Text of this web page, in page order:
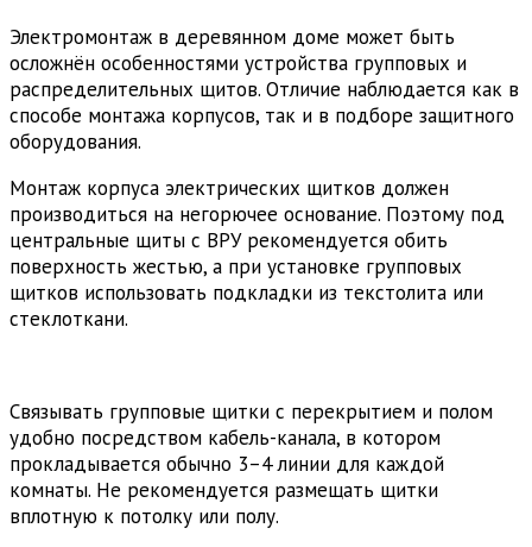
Электромонтаж в деревянном доме может быть
осложнён особенностями устройства групповых и
распределительных щитов. Отличие наблюдается как в
способе монтажа корпусов, так и в подборе защитного
оборудования.
Монтаж корпуса электрических щитков должен
производиться на негорючее основание. Поэтому под
центральные щиты с ВРУ рекомендуется обить
поверхность жестью, а при установке групповых
щитков использовать подкладки из текстолита или
стеклоткани.
Связывать групповые щитки с перекрытием и полом
удобно посредством кабель-канала, в котором
прокладывается обычно 3–4 линии для каждой
комнаты. Не рекомендуется размещать щитки
вплотную к потолку или полу.